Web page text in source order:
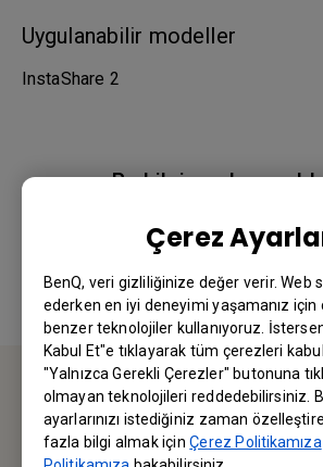
Çerez
BenQ, veri gizliliğinize değer verir. Web
ederken en iyi deneyimi yaşamanız için
benzer teknolojiler kullanıyoruz.
Kabul Et"e tıklayarak tüm çerezleri
"Yalnızca Gerekli Çerezler" butonuna
olmayan teknolojileri reddedebilirsiniz.
ayarlarınızı istediğiniz zaman
fazla bilgi almak içinÇerez Politikamıza
Uygulanabilir modeller
InstaShare 2
Bu bilgi yardımcı
Evet Hayır
BİZE ULAŞIN